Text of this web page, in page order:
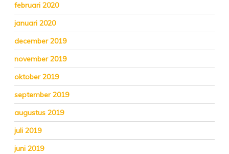
februari 2020
januari 2020
december 2019
november 2019
oktober 2019
september 2019
augustus 2019
juli 2019
juni 2019